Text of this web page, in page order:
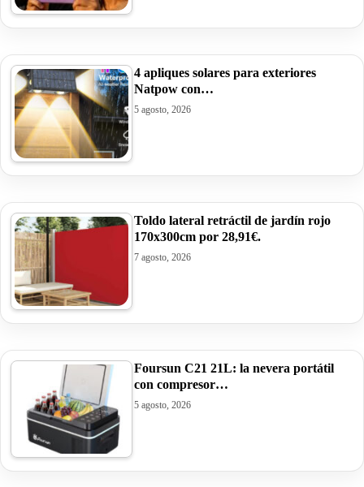
4 apliques solares para exteriores
Natpow con…
5 agosto, 2026
Toldo lateral retráctil de jardín rojo
170x300cm por 28,91€.
7 agosto, 2026
Foursun C21 21L: la nevera portátil
con compresor…
5 agosto, 2026